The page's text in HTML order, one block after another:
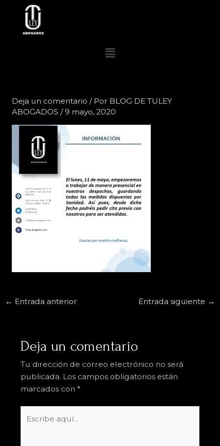
contenido
Menú
Deja un comentario / Por BLOG DE TULEY
ABOGADOS /9 mayo, 2020
← Entrada anterior Entrada siguiente →
Deja un comentario
Tu dirección de correo electrónico no será
publicada. Los campos obligatorios están
marcados con *
aquí...